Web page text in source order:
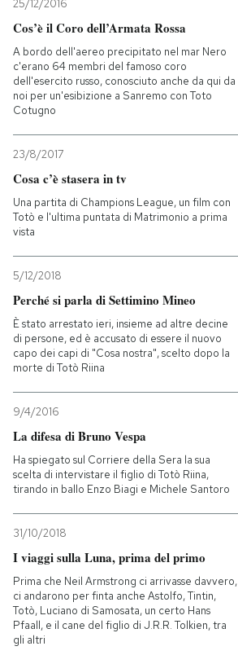
25/12/2016
Cos’è il Coro dell’Armata Rossa
A bordo dell'aereo precipitato nel mar Nero
c'erano 64 membri del famoso coro
dell'esercito russo, conosciuto anche da qui da
noi per un'esibizione a Sanremo con Toto
Cotugno
23/8/2017
Cosa c’è stasera in tv
Una partita di Champions League, un film con
Totò e l'ultima puntata di Matrimonio a prima
vista
5/12/2018
Perché si parla di Settimino Mineo
È stato arrestato ieri, insieme ad altre decine
di persone, ed è accusato di essere il nuovo
capo dei capi di "Cosa nostra", scelto dopo la
morte di Totò Riina
9/4/2016
La difesa di Bruno Vespa
Ha spiegato sul Corriere della Sera la sua
scelta di intervistare il figlio di Totò Riina,
tirando in ballo Enzo Biagi e Michele Santoro
31/10/2018
I viaggi sulla Luna, prima del primo
Prima che Neil Armstrong ci arrivasse davvero,
ci andarono per finta anche Astolfo, Tintin,
Totò, Luciano di Samosata, un certo Hans
Pfaall, e il cane del figlio di J.R.R. Tolkien, tra
gli altri